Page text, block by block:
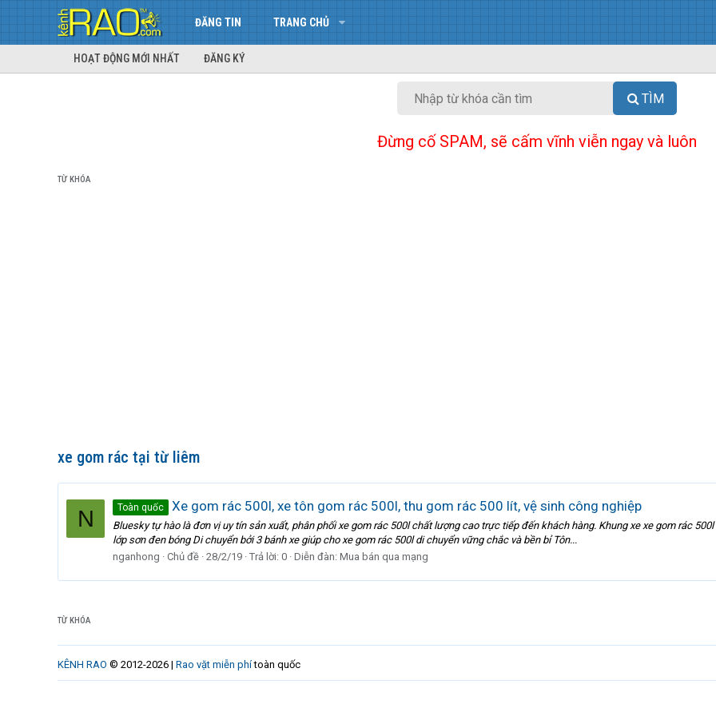
ĐĂNG TIN TRANG CHỦ
HOẠT ĐỘNG MỚI NHẤT ĐĂNG KÝ
TÌM
Đừng cố SPAM, sẽ cấm vĩnh viễn ngay và luôn
TỪ KHÓA
xe gom rác tại từ liêm
N Toàn quốc Xe gom rác 500l, xe tôn gom rác 500l, thu gom rác 500 lít, vệ sinh công nghiệp
Bluesky tự hào là đơn vị uy tín sản xuất, phân phối xe gom rác 500l chất lượng cao trực tiếp đến khách hàng. Khung xe xe gom rác
lớp sơn đen bóng Di chuyển bởi 3 bánh xe giúp cho xe gom rác 500l di chuyển vững chắc và bền bỉ Tôn...
nganhong
Chủ đề 28/2/19 Trả lời: 0 Diễn đàn: Mua bán qua mạng
TỪ KHÓA
KÊNH RAO © 2012-2026 | Rao vặt miễn phítoàn quốc